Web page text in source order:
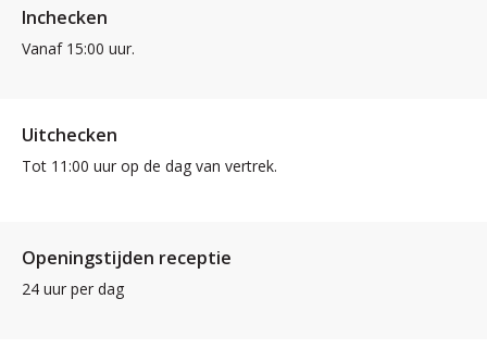
Inchecken
Vanaf 15:00 uur.
Uitchecken
Tot 11:00 uur op de dag van vertrek.
Openingstijden receptie
24 uur per dag